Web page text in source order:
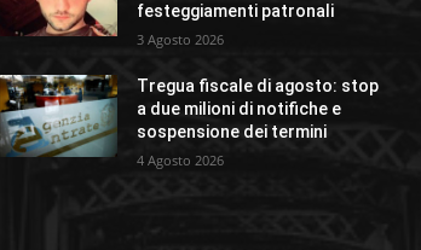
festeggiamenti patronali
3 Agosto 2026
Tregua fiscale di agosto: stop
a due milioni di notifiche e
sospensione dei termini
4 Agosto 2026